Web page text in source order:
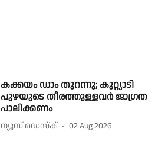
കക്കയം ഡാം തുറന്നു; കുറ്റ്യാടി
പുഴയുടെ തീരത്തുള്ളവർ ജാഗ്രത
പാലിക്കണം
ന്യൂസ് ഡെസ്ക് 02 Aug 2026